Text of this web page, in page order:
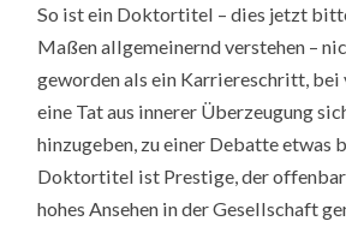
So ist ein Doktortitel – dies jetzt
Maßen allgemeinernd verstehen –
geworden als ein Karriereschritt, bei
eine Tat aus innerer Überzeugung
hinzugeben, zu einer Debatte etwas
Doktortitel ist Prestige, der
hohes Ansehen in der Gesellschaft